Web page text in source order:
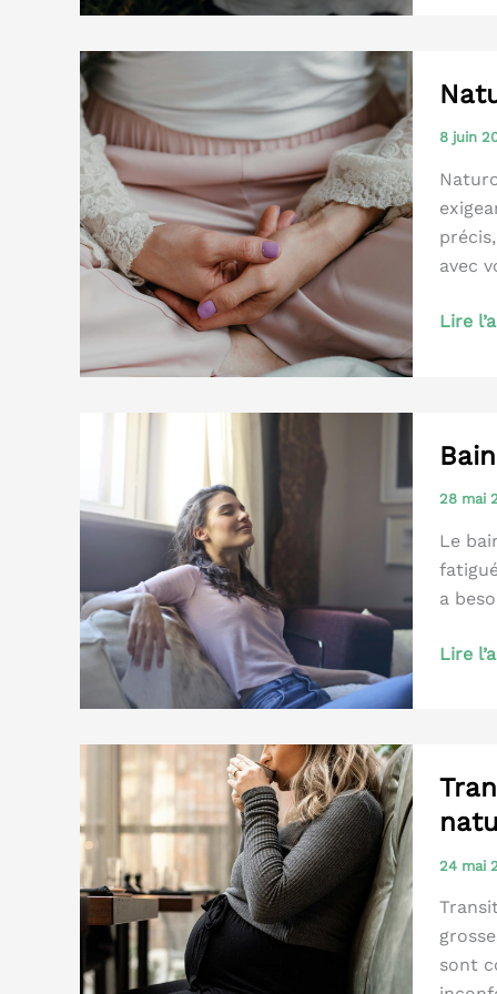
8 juin
avec
Lire
28 mai
Le
a
Bain
Lire
24 mai
sont